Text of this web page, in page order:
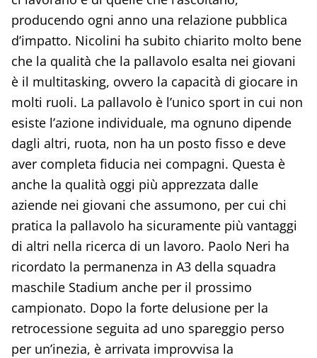
producendo ogni anno una relazione pubblica
d’impatto. Nicolini ha subito chiarito molto bene
che la qualità che la pallavolo esalta nei giovani
è il multitasking, ovvero la capacità di giocare in
molti ruoli. La pallavolo è l’unico sport in cui non
esiste l’azione individuale, ma ognuno dipende
dagli altri, ruota, non ha un posto fisso e deve
aver completa fiducia nei compagni. Questa è
anche la qualità oggi più apprezzata dalle
aziende nei giovani che assumono, per cui chi
pratica la pallavolo ha sicuramente più vantaggi
di altri nella ricerca di un lavoro. Paolo Neri ha
ricordato la permanenza in A3 della squadra
maschile Stadium anche per il prossimo
campionato. Dopo la forte delusione per la
retrocessione seguita ad uno spareggio perso
per un’inezia, è arrivata improvvisa la